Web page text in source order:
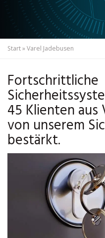
Start»Varel Jadebusen
Fortschrittliche
45 Klienten aus
von unserem
bestärkt.